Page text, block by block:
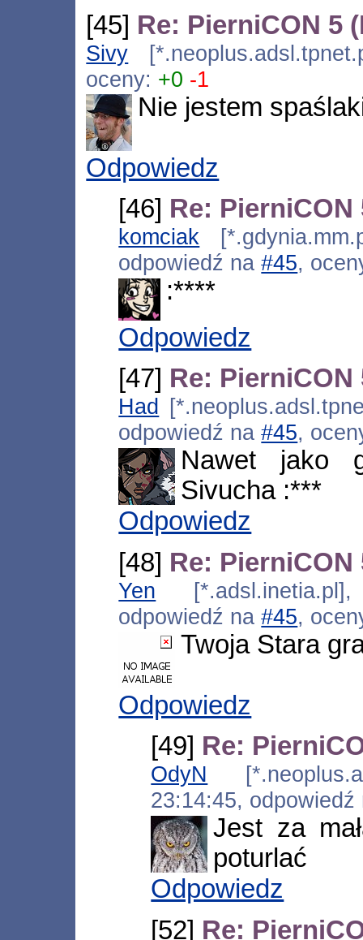
[45] Re: PierniCON 5
Sivy
oceny: +0 -1
Nie jestem
Odpowiedz
[46] Re: PierniCON
komciak
odpowiedź na#45,
:****
Odpowiedz
[47] Re: PierniCON
Had
odpowiedź na#45,
Nawet jako
Sivucha :***
Odpowiedz
[48] Re: PierniCON
Yen
odpowiedź na#45,
Twoja Stara
Odpowiedz
[49] Re:
OdyN
23:14:45,
Jest za
poturlać
Odpowiedz
[52] Re: